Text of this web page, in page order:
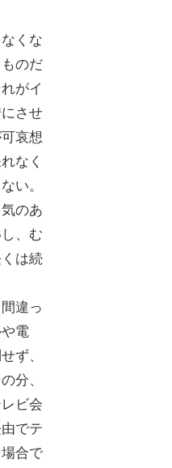
くな
のだ
がイ
させ
哀想
なく
い。
のあ
、む
は続
違っ
電
ず、
分、
ビ会
でテ
合で